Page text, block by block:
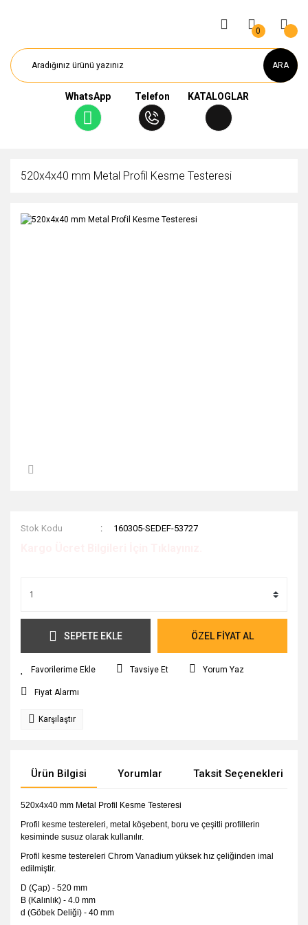
ARA
WhatsApp Telefon KATALOGLAR
0
520x4x40 mm Metal Profil Kesme Testeresi
Stok Kodu 160305-SEDEF-53727
SEPETE EKLE ÖZEL FİYAT AL
Tavsiye Et Yorum Yaz
Fiyat Alarmı
Karşılaştır
Ürün Bilgisi Yorumlar Taksit Seçenekleri
520x4x40 mm Metal Profil Kesme Testeresi
Profil kesme testereleri, metal köşebent, boru ve çeşitli profillerin
kesiminde susuz olarak kullanılır.
Profil kesme testereleri Chrom Vanadium yüksek hız çeliğinden imal
edilmiştir.
D (Çap) - 520 mm
B (Kalınlık) - 4.0 mm
d (Göbek Deliği) - 40 mm